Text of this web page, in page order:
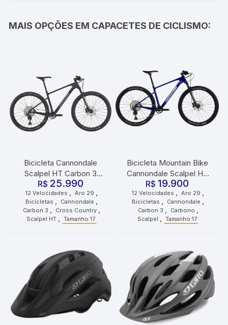
MAIS OPÇÕES EM CAPACETES DE CICLISMO:
Bicicleta Cannondale
Scalpel HT Carbon 3
Preto
R$ 25.990
12 Velocidades Aro 29
Bicicletas Cannondale
Carbon 3 Cross Country
Scalpel HT Tamanho 17
Bicicleta Mountain Bike
Cannondale Scalpel HT
Carbon 3 Azul
R$ 19.900
12 Velocidades Aro 29
Bicicletas Cannondale
Carbon 3 Carbono
Scalpel Tamanho 17